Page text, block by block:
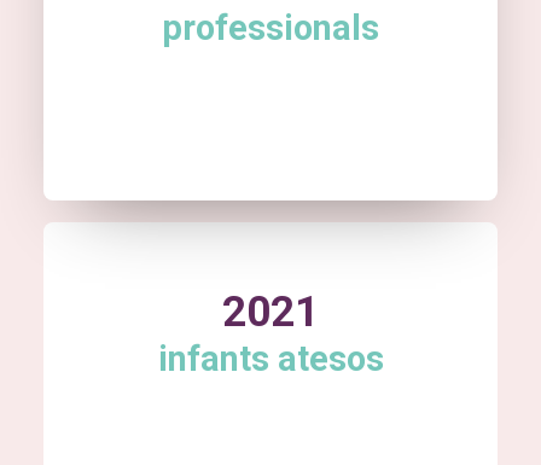
professionals
2021
infants atesos